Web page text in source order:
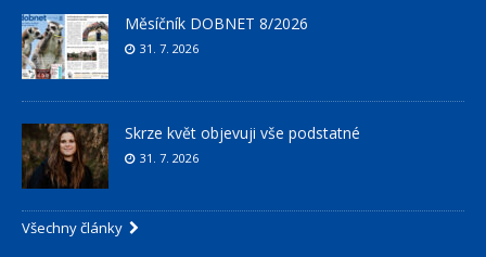
Měsíčník DOBNET 8/2026
31. 7. 2026
Skrze květ objevuji vše podstatné
31. 7. 2026
Všechny články